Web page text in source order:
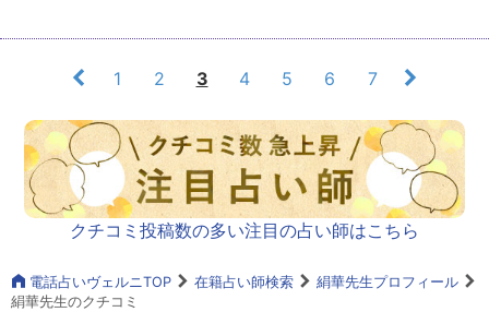
1 2 3 4 5 6 7
クチコミ投稿数の多い注目の占い師はこちら
電話占いヴェルニTOP 在籍占い師検索
絹華先生プロフィール
絹華先生のクチコミ